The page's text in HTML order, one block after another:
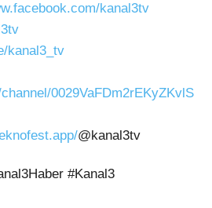
kanal3tv
kanal3_tv
0029VaFDm2rEKyZKvlS
@kanal3tv
#Kanal3